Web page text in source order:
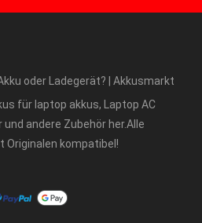
oder Ladegerät? | Akkusmarkt
für laptop akkus, Laptop AC
andere Zubehör her.Alle
Originalen kompatibel!